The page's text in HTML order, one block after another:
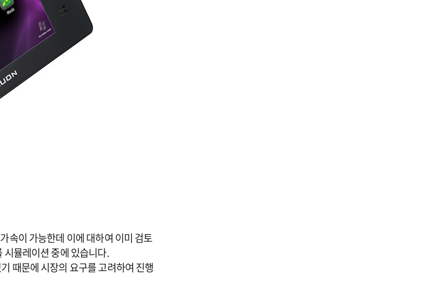
속이 가능한데 이에 대하여 이미 검토
시뮬레이션 중에 있습니다.
때문에 시장의 요구를 고려하여 진행